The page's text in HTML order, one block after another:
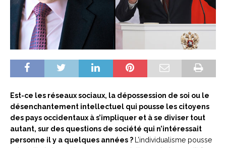
Est-ce les réseaux sociaux, la dépossession de soi ou le
désenchantement intellectuel qui pousse les citoyens
des pays occidentaux à s’impliquer et à se diviser tout
autant, sur des questions de société qui n’intéressait
personne il y a quelques années ?
L’individualisme pousse